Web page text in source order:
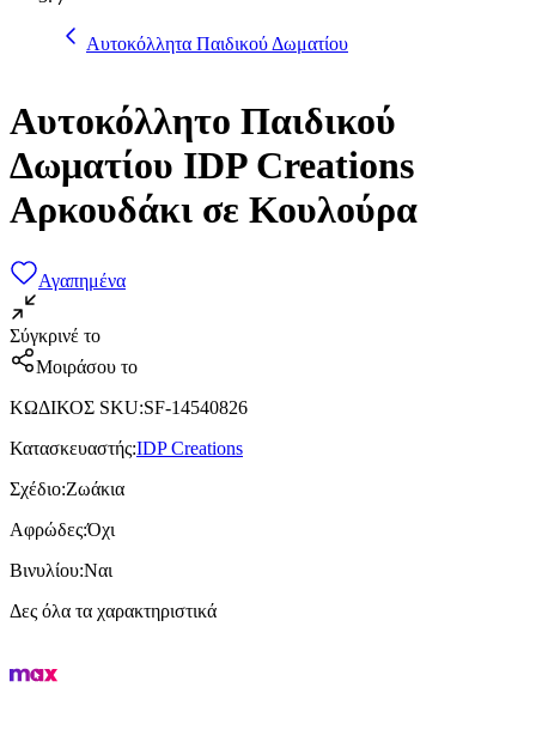
Αυτοκόλλητα Παιδικού Δωματίου
Αυτοκόλλητo Παιδικού
Δωματίου IDP Creations
Αρκουδάκι σε Κουλούρα
Αγαπημένα
Σύγκρινέ το
Μοιράσου το
ΚΩΔΙΚΟΣ SKU:SF-14540826
Κατασκευαστής:IDP Creations
Σχέδιο:Ζωάκια
Αφρώδες:Όχι
Βινυλίου:Ναι
Δες όλα τα χαρακτηριστικά